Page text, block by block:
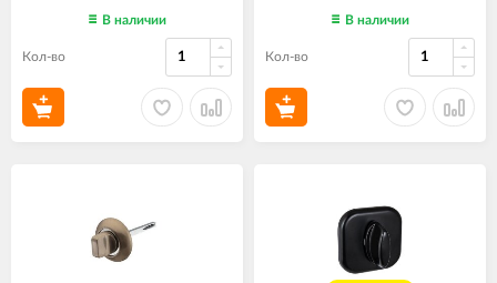
В наличии
Кол-во
В наличии
Кол-во